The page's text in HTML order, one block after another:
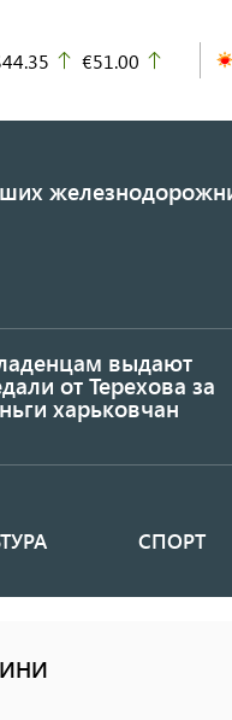
up
€51.00
выдают
от Терехова за
харьковчан
СПОРТ